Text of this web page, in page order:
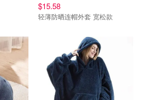
$15.58
轻薄防晒连帽外套 宽松款